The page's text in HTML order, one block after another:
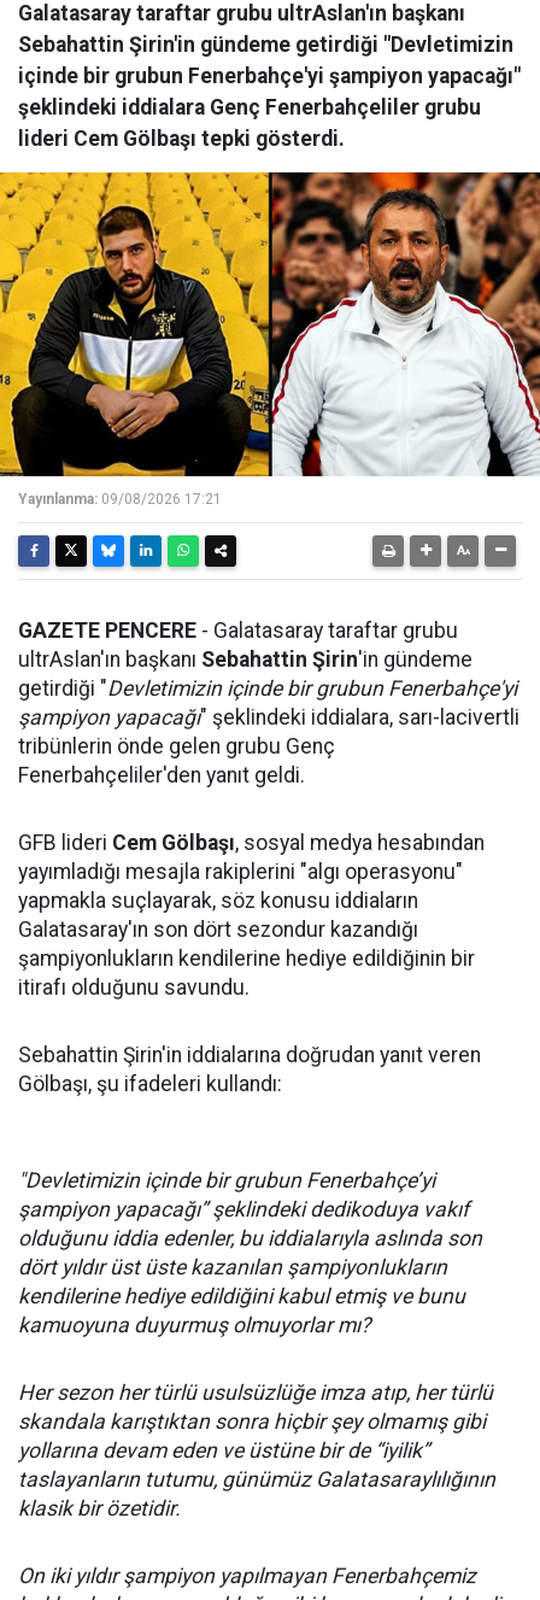
Galatasaray taraftar grubu ultrAslan'ın başkanı
Sebahattin Şirin'in gündeme getirdiği "Devletimizin
içinde bir grubun Fenerbahçe'yi şampiyon yapacağı"
şeklindeki iddialara Genç Fenerbahçeliler grubu
lideri Cem Gölbaşı tepki gösterdi.
Yayınlanma: 09/08/2026 17:21
GAZETE PENCERE - Galatasaray taraftar grubu
ultrAslan'ın başkanı Sebahattin Şirin'in gündeme
getirdiği "Devletimizin içinde bir grubun Fenerbahçe'yi
şampiyon yapacağı" şeklindeki iddialara, sarı-lacivertli
tribünlerin önde gelen grubu Genç
Fenerbahçeliler'den yanıt geldi.
GFB lideri Cem Gölbaşı, sosyal medya hesabından
yayımladığı mesajla rakiplerini "algı operasyonu"
yapmakla suçlayarak, söz konusu iddiaların
Galatasaray'ın son dört sezondur kazandığı
şampiyonlukların kendilerine hediye edildiğinin bir
itirafı olduğunu savundu.
Sebahattin Şirin'in iddialarına doğrudan yanıt veren
Gölbaşı, şu ifadeleri kullandı:
"Devletimizin içinde bir grubun Fenerbahçe’yi
şampiyon yapacağı” şeklindeki dedikoduya vakıf
olduğunu iddia edenler, bu iddialarıyla aslında son
dört yıldır üst üste kazanılan şampiyonlukların
kendilerine hediye edildiğini kabul etmiş ve bunu
kamuoyuna duyurmuş olmuyorlar mı?
Her sezon her türlü usulsüzlüğe imza atıp, her türlü
skandala karıştıktan sonra hiçbir şey olmamış gibi
yollarına devam eden ve üstüne bir de “iyilik”
taslayanların tutumu, günümüz Galatasaraylılığının
klasik bir özetidir.
On iki yıldır şampiyon yapılmayan Fenerbahçemiz